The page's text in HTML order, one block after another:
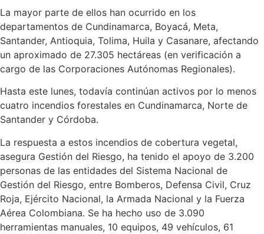
La mayor parte de ellos han ocurrido en los
departamentos de Cundinamarca, Boyacá, Meta,
Santander, Antioquia, Tolima, Huila y Casanare, afectando
un aproximado de 27.305 hectáreas (en verificación a
cargo de las Corporaciones Autónomas Regionales).
Hasta este lunes, todavía continúan activos por lo menos
cuatro incendios forestales en Cundinamarca, Norte de
Santander y Córdoba.
La respuesta a estos incendios de cobertura vegetal,
asegura Gestión del Riesgo, ha tenido el apoyo de 3.200
personas de las entidades del Sistema Nacional de
Gestión del Riesgo, entre Bomberos, Defensa Civil, Cruz
Roja, Ejército Nacional, la Armada Nacional y la Fuerza
Aérea Colombiana. Se ha hecho uso de 3.090
herramientas manuales, 10 equipos, 49 vehículos, 61